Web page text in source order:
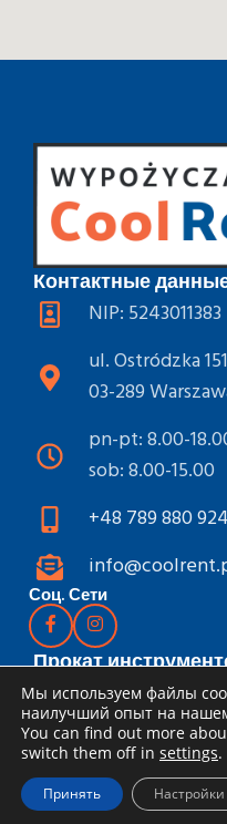
Контактные
NIP: 5243011383
ul. Ostródzka
03-289
pn-pt: 8.00-
sob: 8.00-15.00
+48 789 880 924
Соц. Сети
Прокат
Каталог
Скидки и акции
Как арендовать
Доставка и получение
Мы используем файлы
наилучший опыт на
You can find out more
switch them off in settings.
Принять Настройки